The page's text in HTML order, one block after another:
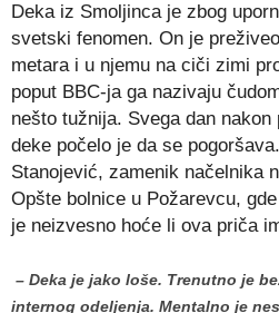
Deka iz Smoljinca je zbog
svetski fenomen. On je
metara i u njemu na ciči zimi
poput BBC-ja ga nazivaju
nešto tužnija. Svega dan
deke počelo je da se
Stanojević, zamenik načelnika
Opšte bolnice u Požarevcu,
je neizvesno hoće li ova priča
– Deka je jako loše. Trenutno je
internog odeljenja. Mentalno je